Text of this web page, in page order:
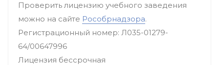
Проверить лицензию учебного заведения
можно на сайте Рособрнадзора.
Регистрационный номер: Л035-01279-
64/00647996
Лицензия бессрочная